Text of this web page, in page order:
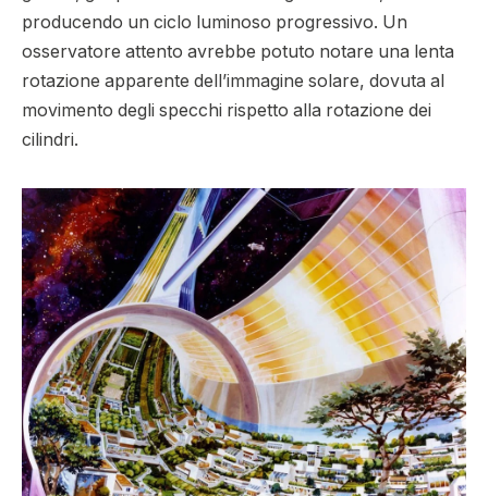
producendo un ciclo luminoso progressivo. Un
osservatore attento avrebbe potuto notare una lenta
rotazione apparente dell’immagine solare, dovuta al
movimento degli specchi rispetto alla rotazione dei
cilindri.